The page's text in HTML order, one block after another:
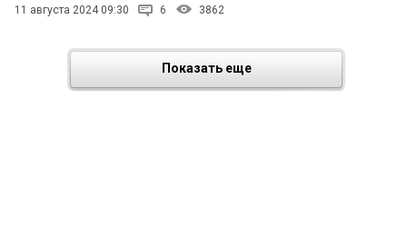
11 августа 2024 09:30 6 3862
Показать еще